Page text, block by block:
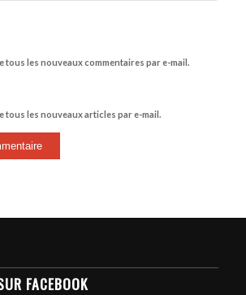
tous les nouveaux commentaires par e-mail.
tous les nouveaux articles par e-mail.
FACEBOOK